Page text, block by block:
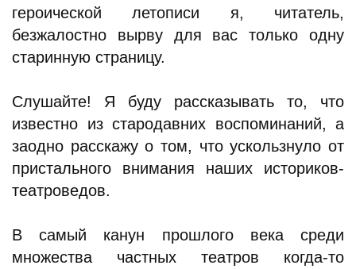
героической летописи я, читатель,
безжалостно вырву для вас только одну
старинную страницу.
Слушайте! Я буду рассказывать то, что
известно из стародавних воспоминаний, а
заодно расскажу о том, что ускользнуло от
пристального внимания наших историков-
театроведов.
В самый канун прошлого века среди
множества частных театров когда-то